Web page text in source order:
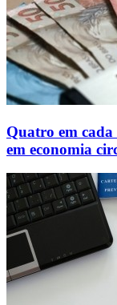
Quatro em
em economia